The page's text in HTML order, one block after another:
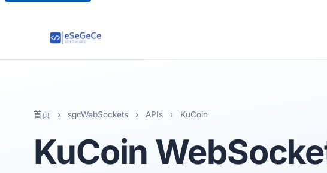
首页 › sgcWebSockets › APIs › KuCoin
KuCoin